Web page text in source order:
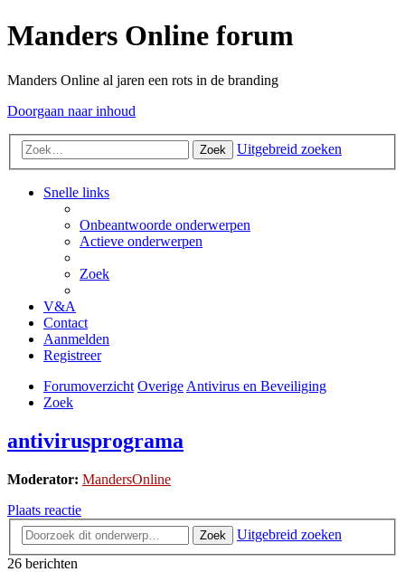
Manders Online forum
Manders Online al jaren een rots in de branding
Doorgaan naar inhoud
Zoek Uitgebreid zoeken
Snelle links
Onbeantwoorde onderwerpen
Actieve onderwerpen
Zoek
V&A
Contact
Aanmelden
Registreer
Forumoverzicht OverigeAntivirus en Beveiliging
Zoek
antivirusprograma
Moderator: MandersOnline
Plaats reactie
Zoek
Uitgebreid zoeken
26 berichten